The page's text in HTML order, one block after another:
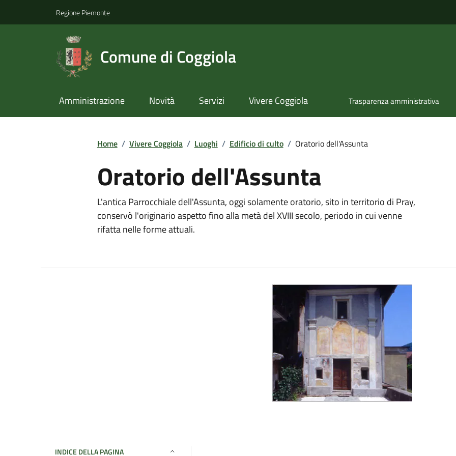
Regione Piemonte
Comune di Coggiola
Amministrazione Novità Servizi Vivere Coggiola Trasparenza amministrativa
Home / Vivere Coggiola / Luoghi / Edificio di culto / Oratorio dell'Assunta
Oratorio dell'Assunta
L'antica Parrocchiale dell'Assunta, oggi solamente oratorio, sito in territorio di Pray,
conservò l'originario aspetto fino alla metà del XVIII secolo, periodo in cui venne
rifatta nelle forme attuali.
INDICE DELLA PAGINA